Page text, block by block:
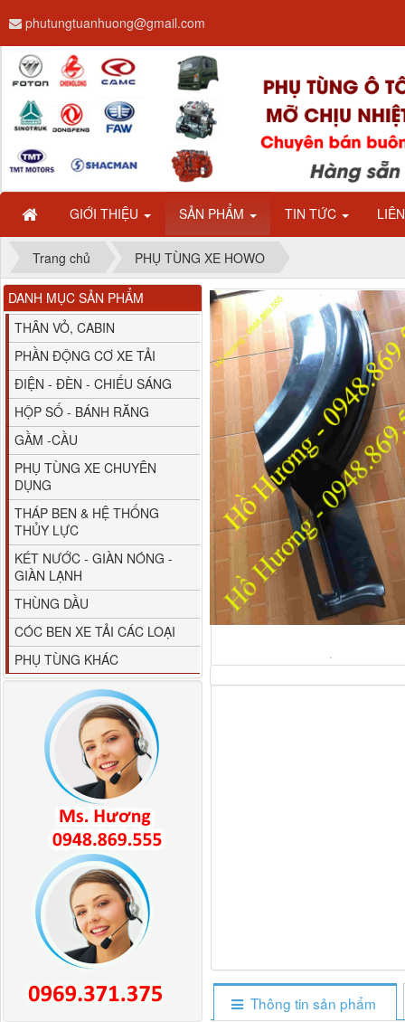
GIỚI THIỆU SẢN PHẨM TIN TỨC
phutungtuanhuong@gmail.com
Trang chủ PHỤ TÙNG XE HOWO
Thông tin sản phẩm
DANH MỤC SẢN PHẨM
THÂN VỎ, CABIN
PHẦN ĐỘNG CƠ XE TẢI
ĐIỆN - ĐÈN - CHIẾU SÁNG
HỘP SỐ - BÁNH RĂNG
GẦM -CẦU
PHỤ TÙNG XE CHUYÊN
DỤNG
THÁP BEN & HỆ THỐNG
THỦY LỰC
KÉT NƯỚC - GIÀN NÓNG -
GIÀN LẠNH
THÙNG DẦU
CÓC BEN XE TẢI CÁC LOẠI
PHỤ TÙNG KHÁC
Dây ga CAMC H08 dài
2.68m
Bình nước phụ
Chenglong hải âu...
80YHCB-60 Bơm xăng
dầu 60m3/h...
M4610162101A0 Tapbi
cửa Thaco...